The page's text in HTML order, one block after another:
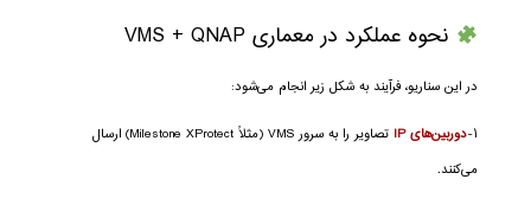
نحوه عملکرد در معماری VMS + QNAP
در این سناریو، فرآیند به شکل زیر انجام می‌شود:
۱- دوربین‌های IP
تصاویر را به سرور VMS (مثلاً Milestone XProtect) ارسال
می‌کنند.